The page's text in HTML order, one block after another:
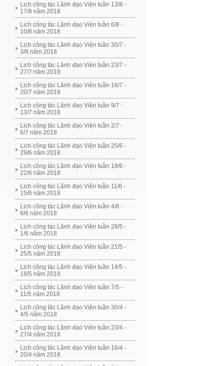
Lịch công tác Lãnh đạo Viện tuần 13/8 -
17/8 năm 2018
Lịch công tác Lãnh đạo Viện tuần 6/8 -
10/8 năm 2018
Lịch công tác Lãnh đạo Viện tuần 30/7 -
3/8 năm 2018
Lịch công tác Lãnh đạo Viện tuần 23/7 -
27/7 năm 2018
Lịch công tác Lãnh đạo Viện tuần 16/7 -
20/7 năm 2018
Lịch công tác Lãnh đạo Viện tuần 9/7 -
13/7 năm 2018
Lịch công tác Lãnh đạo Viện tuần 2/7 -
6/7 năm 2018
Lịch công tác Lãnh đạo Viện tuần 25/6 -
29/6 năm 2018
Lịch công tác Lãnh đạo Viện tuần 18/6 -
22/6 năm 2018
Lịch công tác Lãnh đạo Viện tuần 11/6 -
15/6 năm 2018
Lịch công tác Lãnh đạo Viện tuần 4/6 -
8/6 năm 2018
Lịch công tác Lãnh đạo Viện tuần 28/5 -
1/6 năm 2018
Lịch công tác Lãnh đạo Viện tuần 21/5 -
25/5 năm 2018
Lịch công tác Lãnh đạo Viện tuần 14/5 -
18/5 năm 2018
Lịch công tác Lãnh đạo Viện tuần 7/5 -
11/5 năm 2018
Lịch công tác Lãnh đạo Viện tuần 30/4 -
4/5 năm 2018
Lịch công tác Lãnh đạo Viện tuần 23/4 -
27/4 năm 2018
Lịch công tác Lãnh đạo Viện tuần 16/4 -
20/4 năm 2018